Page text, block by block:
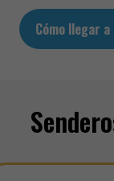
Cómo llegar